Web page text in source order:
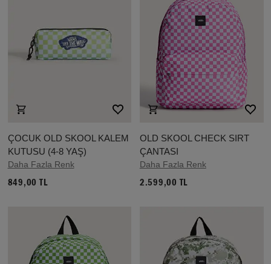
ÇOCUK OLD SKOOL KALEM
KUTUSU (4-8 YAŞ)
Daha Fazla Renk
849,00 TL
OLD SKOOL CHECK SIRT
ÇANTASI
Daha Fazla Renk
2.599,00 TL